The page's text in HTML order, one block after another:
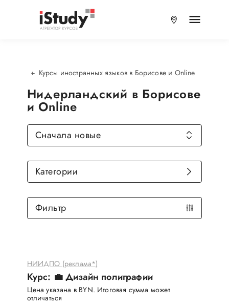
Курсы иностранных языков в Борисове и Online
Нидерландский в Борисове
и Online
НИИДПО (реклама*)
Курс: 💼 Дизайн полиграфии
Цена указана в BYN. Итоговая сумма может
отличаться
Сначала новые
Категории
Фильтр